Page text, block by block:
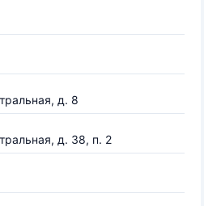
д. 8
д. 38, п. 2